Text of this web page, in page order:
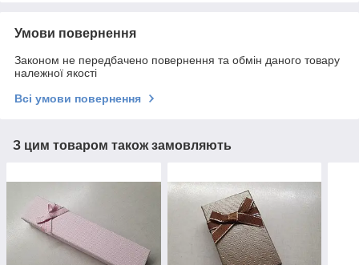
Умови повернення
Законом не передбачено повернення та обмін даного товару
належної якості
Всі умови повернення
З цим товаром також замовляють